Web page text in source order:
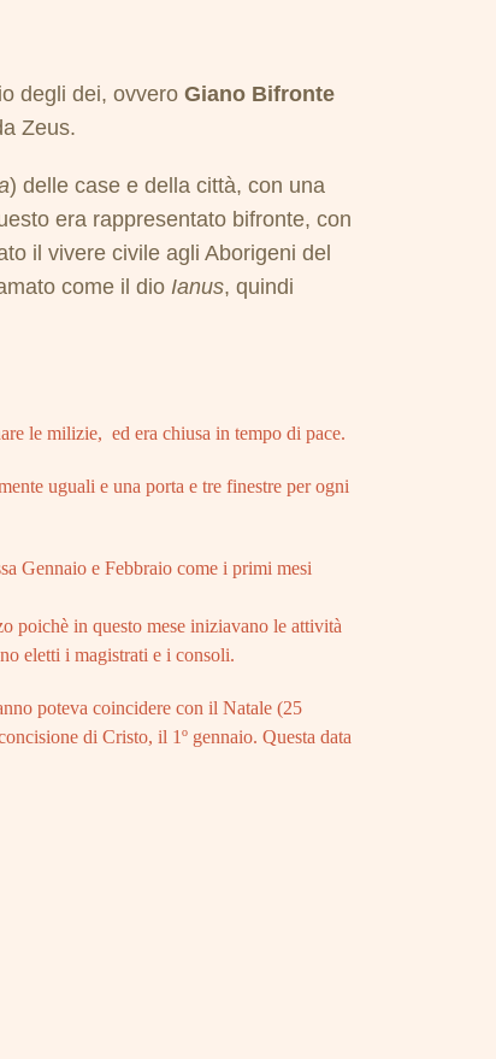
degli dei, ovvero Giano Bifronte
Zeus.
) delle case e della città, con una
era rappresentato bifronte, con
il vivere civile agli Aborigeni del
come il dio Ianus, quindi
le milizie, ed era chiusa in tempo di pace.
uguali e una porta e tre finestre per ogni
Gennaio e Febbraio come i primi mesi
poichè in questo mese iniziavano le attività
eletti i magistrati e i consoli.
poteva coincidere con il Natale (25
di Cristo, il 1º gennaio. Questa data